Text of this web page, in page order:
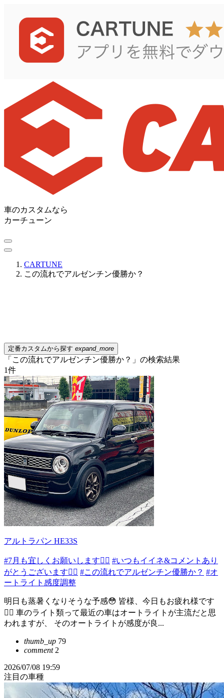
車のカスタムなら
カーチューン
CARTUNE
この流れでアルゼンチン優勝か？
定番カスタムから探す expand_more
「この流れでアルゼンチン優勝か？」の検索結果
1件
アルトラパン HE33S
#7月も宜しくお願いします🙇‍♂️ #いつもイイネ&コメントあり
がとうございます🙇‍♂️ #この流れでアルゼンチン優勝か？ #オ
ートライト感度調整
明日も蒸暑くなりそうな予感😳 皆様、今日もお疲れ様です
🙂‍↕️ 車のライト類って最近の車はオートライトが主流だと思
われますが、 そのオートライトが感度が良...
thumb_up 79
comment2
2026/07/08 19:59
注目の車種